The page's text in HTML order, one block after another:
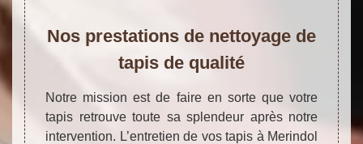
Nos prestations de nettoyage de
tapis de qualité
Notre mission est de faire en sorte que votre
tapis retrouve toute sa splendeur après notre
intervention. L’entretien de vos tapis à Merindol